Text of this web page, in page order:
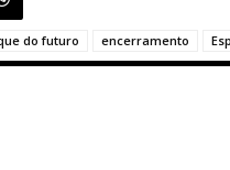
do futuro encerramento